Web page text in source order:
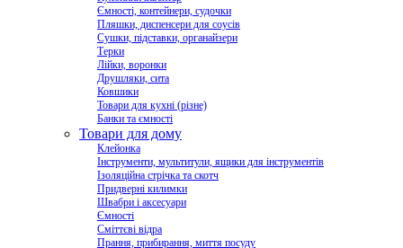
Ємності, контейнери, судочки
Пляшки, диспенсери для соусів
Сушки, підставки, органайзери
Терки
Лійки, воронки
Друшляки, сита
Ковшики
Товари для кухні (різне)
Банки та ємності
Товари для дому
Клейонка
Інструменти, мультитули, ящики для інструментів
Ізоляційна стрічка та скотч
Придверні килимки
Швабри і аксесуари
Ємності
Сміттєві відра
Прання, прибирання, миття посуду